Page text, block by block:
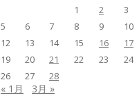
1
2 3
5
6 7 8 9 10
12
13 14 15 16 17
19
20 21 22 23 24
26
27 28
« 1月 3月 »